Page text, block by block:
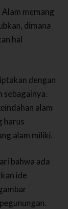
Alam memang
dimana
hal
dengan
sebagainya.
alam
harus
alam miliki.
bahwa ada
ide